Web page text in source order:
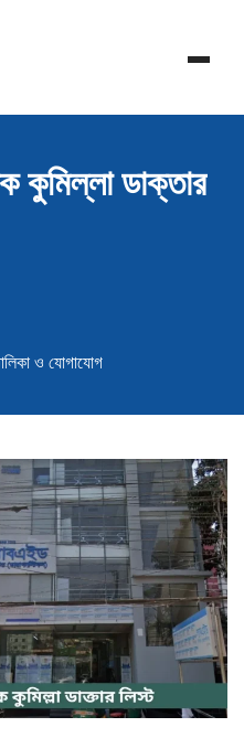
Life, Doctor List,
কুমিল্লা ডাক্তার
ও যোগাযোগ